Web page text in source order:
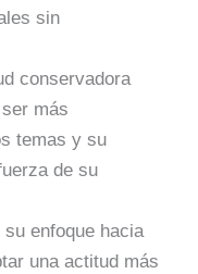
sin
conservadora
más
temas y su
de su
enfoque hacia
una actitud más